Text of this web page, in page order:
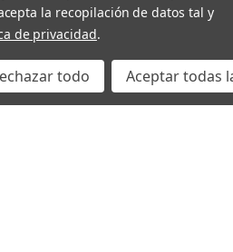
la recopilación de datos tal y
de privacidad.
todo Aceptar todas